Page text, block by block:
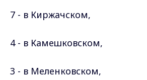
7 - в Киржачском,
4 - в Камешковском,
3 - в Меленковском,